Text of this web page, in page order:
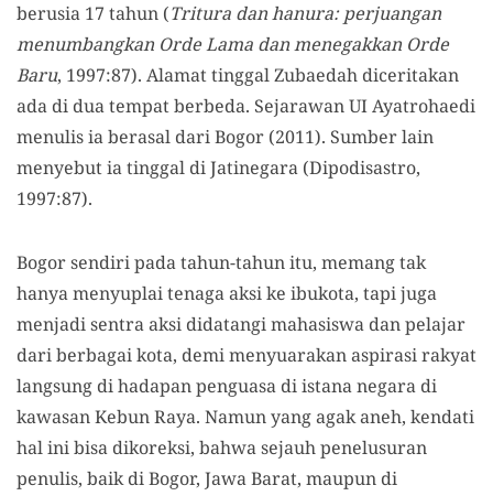
berusia 17 tahun (Tritura dan hanura: perjuangan
menumbangkan Orde Lama dan menegakkan Orde
Baru, 1997:87). Alamat tinggal Zubaedah diceritakan
ada di dua tempat berbeda. Sejarawan UI Ayatrohaedi
menulis ia berasal dari Bogor (2011). Sumber lain
menyebut ia tinggal di Jatinegara (Dipodisastro,
1997:87).
Bogor sendiri pada tahun-tahun itu, memang tak
hanya menyuplai tenaga aksi ke ibukota, tapi juga
menjadi sentra aksi didatangi mahasiswa dan pelajar
dari berbagai kota, demi menyuarakan aspirasi rakyat
langsung di hadapan penguasa di istana negara di
kawasan Kebun Raya. Namun yang agak aneh, kendati
hal ini bisa dikoreksi, bahwa sejauh penelusuran
penulis, baik di Bogor, Jawa Barat, maupun di